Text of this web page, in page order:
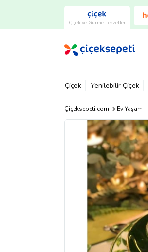
Çiçek ve Gurme Lezzetler
Çiçek Yenilebilir Çiçek
Çiçeksepeti.com Ev Yaşam